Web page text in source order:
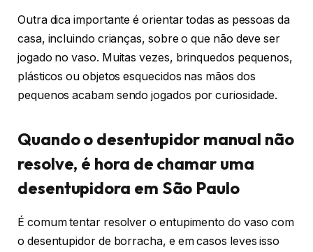
Outra dica importante é orientar todas as pessoas da
casa, incluindo crianças, sobre o que não deve ser
jogado no vaso. Muitas vezes, brinquedos pequenos,
plásticos ou objetos esquecidos nas mãos dos
pequenos acabam sendo jogados por curiosidade.
Quando o desentupidor manual não
resolve, é hora de chamar uma
desentupidora em São Paulo
É comum tentar resolver o entupimento do vaso com
o desentupidor de borracha, e em casos leves isso